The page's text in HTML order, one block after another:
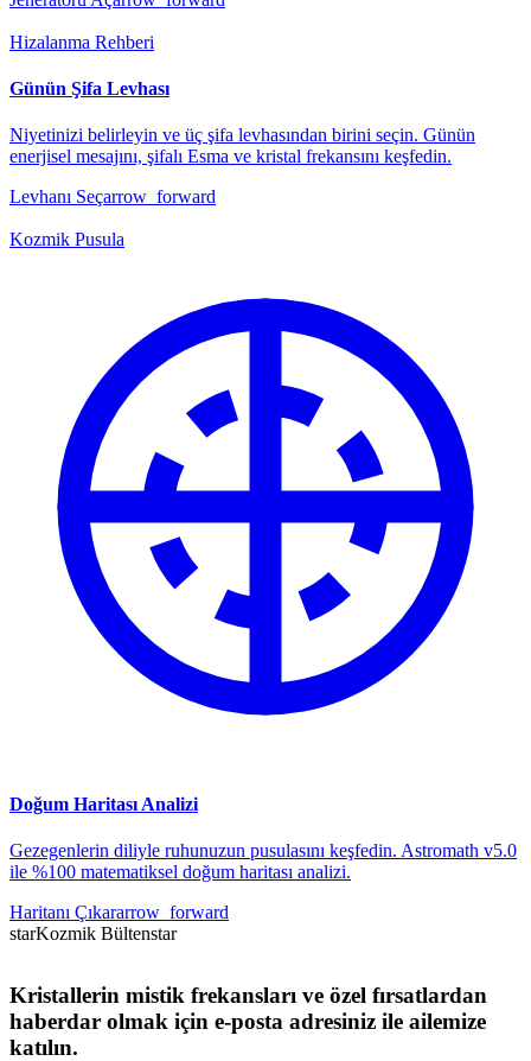
Hizalanma Rehberi
Günün Şifa Levhası
Niyetinizi belirleyin ve üç şifa levhasından birini seçin. Günün
enerjisel mesajını, şifalı Esma ve kristal frekansını keşfedin.
Levhanı Seçarrow_forward
Kozmik Pusula
Doğum Haritası Analizi
Gezegenlerin diliyle ruhunuzun pusulasını keşfedin. Astromath v5.0
ile %100 matematiksel doğum haritası analizi.
Haritanı Çıkararrow_forward
starKozmik Bültenstar
Kristallerin mistik frekansları ve özel fırsatlardan
haberdar olmak için e-posta adresiniz ile ailemize
katılın.